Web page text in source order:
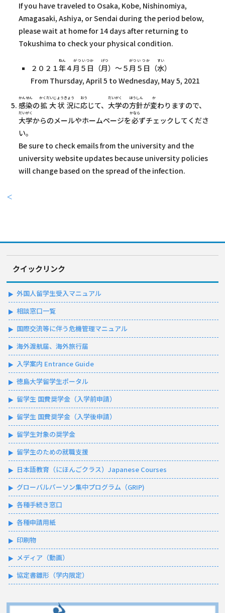
If you have traveled to Osaka, Kobe, Nishinomiya,
Amagasaki, Ashiya, or Sendai during the period below,
please wait at home for 14 days after returning to
Tokushima to check your physical condition.
２０２１年
ねん
４月５日
がついつか
（月
げつ
）～５月
がつ
５日
いつか
（水
すい
）
From Thursday, April 5 to Wednesday, May 5, 2021
感染
かんせん
の拡大状況
かくだいじょうきょう
に応
おう
じて、大学
だいがく
の方針
ほうしん
が変
か
わりますので、
大学
だいがく
からのメールやホームページを必
かなら
ずチェックしてくださ
い。
Be sure to check emails from the university and the
university website updates because university policies
will change based on the spread of the infection.
＜
クイックリンク
外国人留学生受入マニュアル
相談窓口一覧
国際交流等に伴う危機管理マニュアル
海外渡航届、海外旅行届
入学案内 Entrance Guide
徳島大学留学生ポータル
留学生 国費奨学金（入学前申請）
留学生 国費奨学金（入学後申請）
留学生対象の奨学金
留学生のための就職支援
日本語教育（にほんごクラス）Japanese Courses
グローバルパーソン集中プログラム（GRIP)
各種手続き窓口
各種申請用紙
印刷物
メディア（動画）
協定書雛形（学内限定）